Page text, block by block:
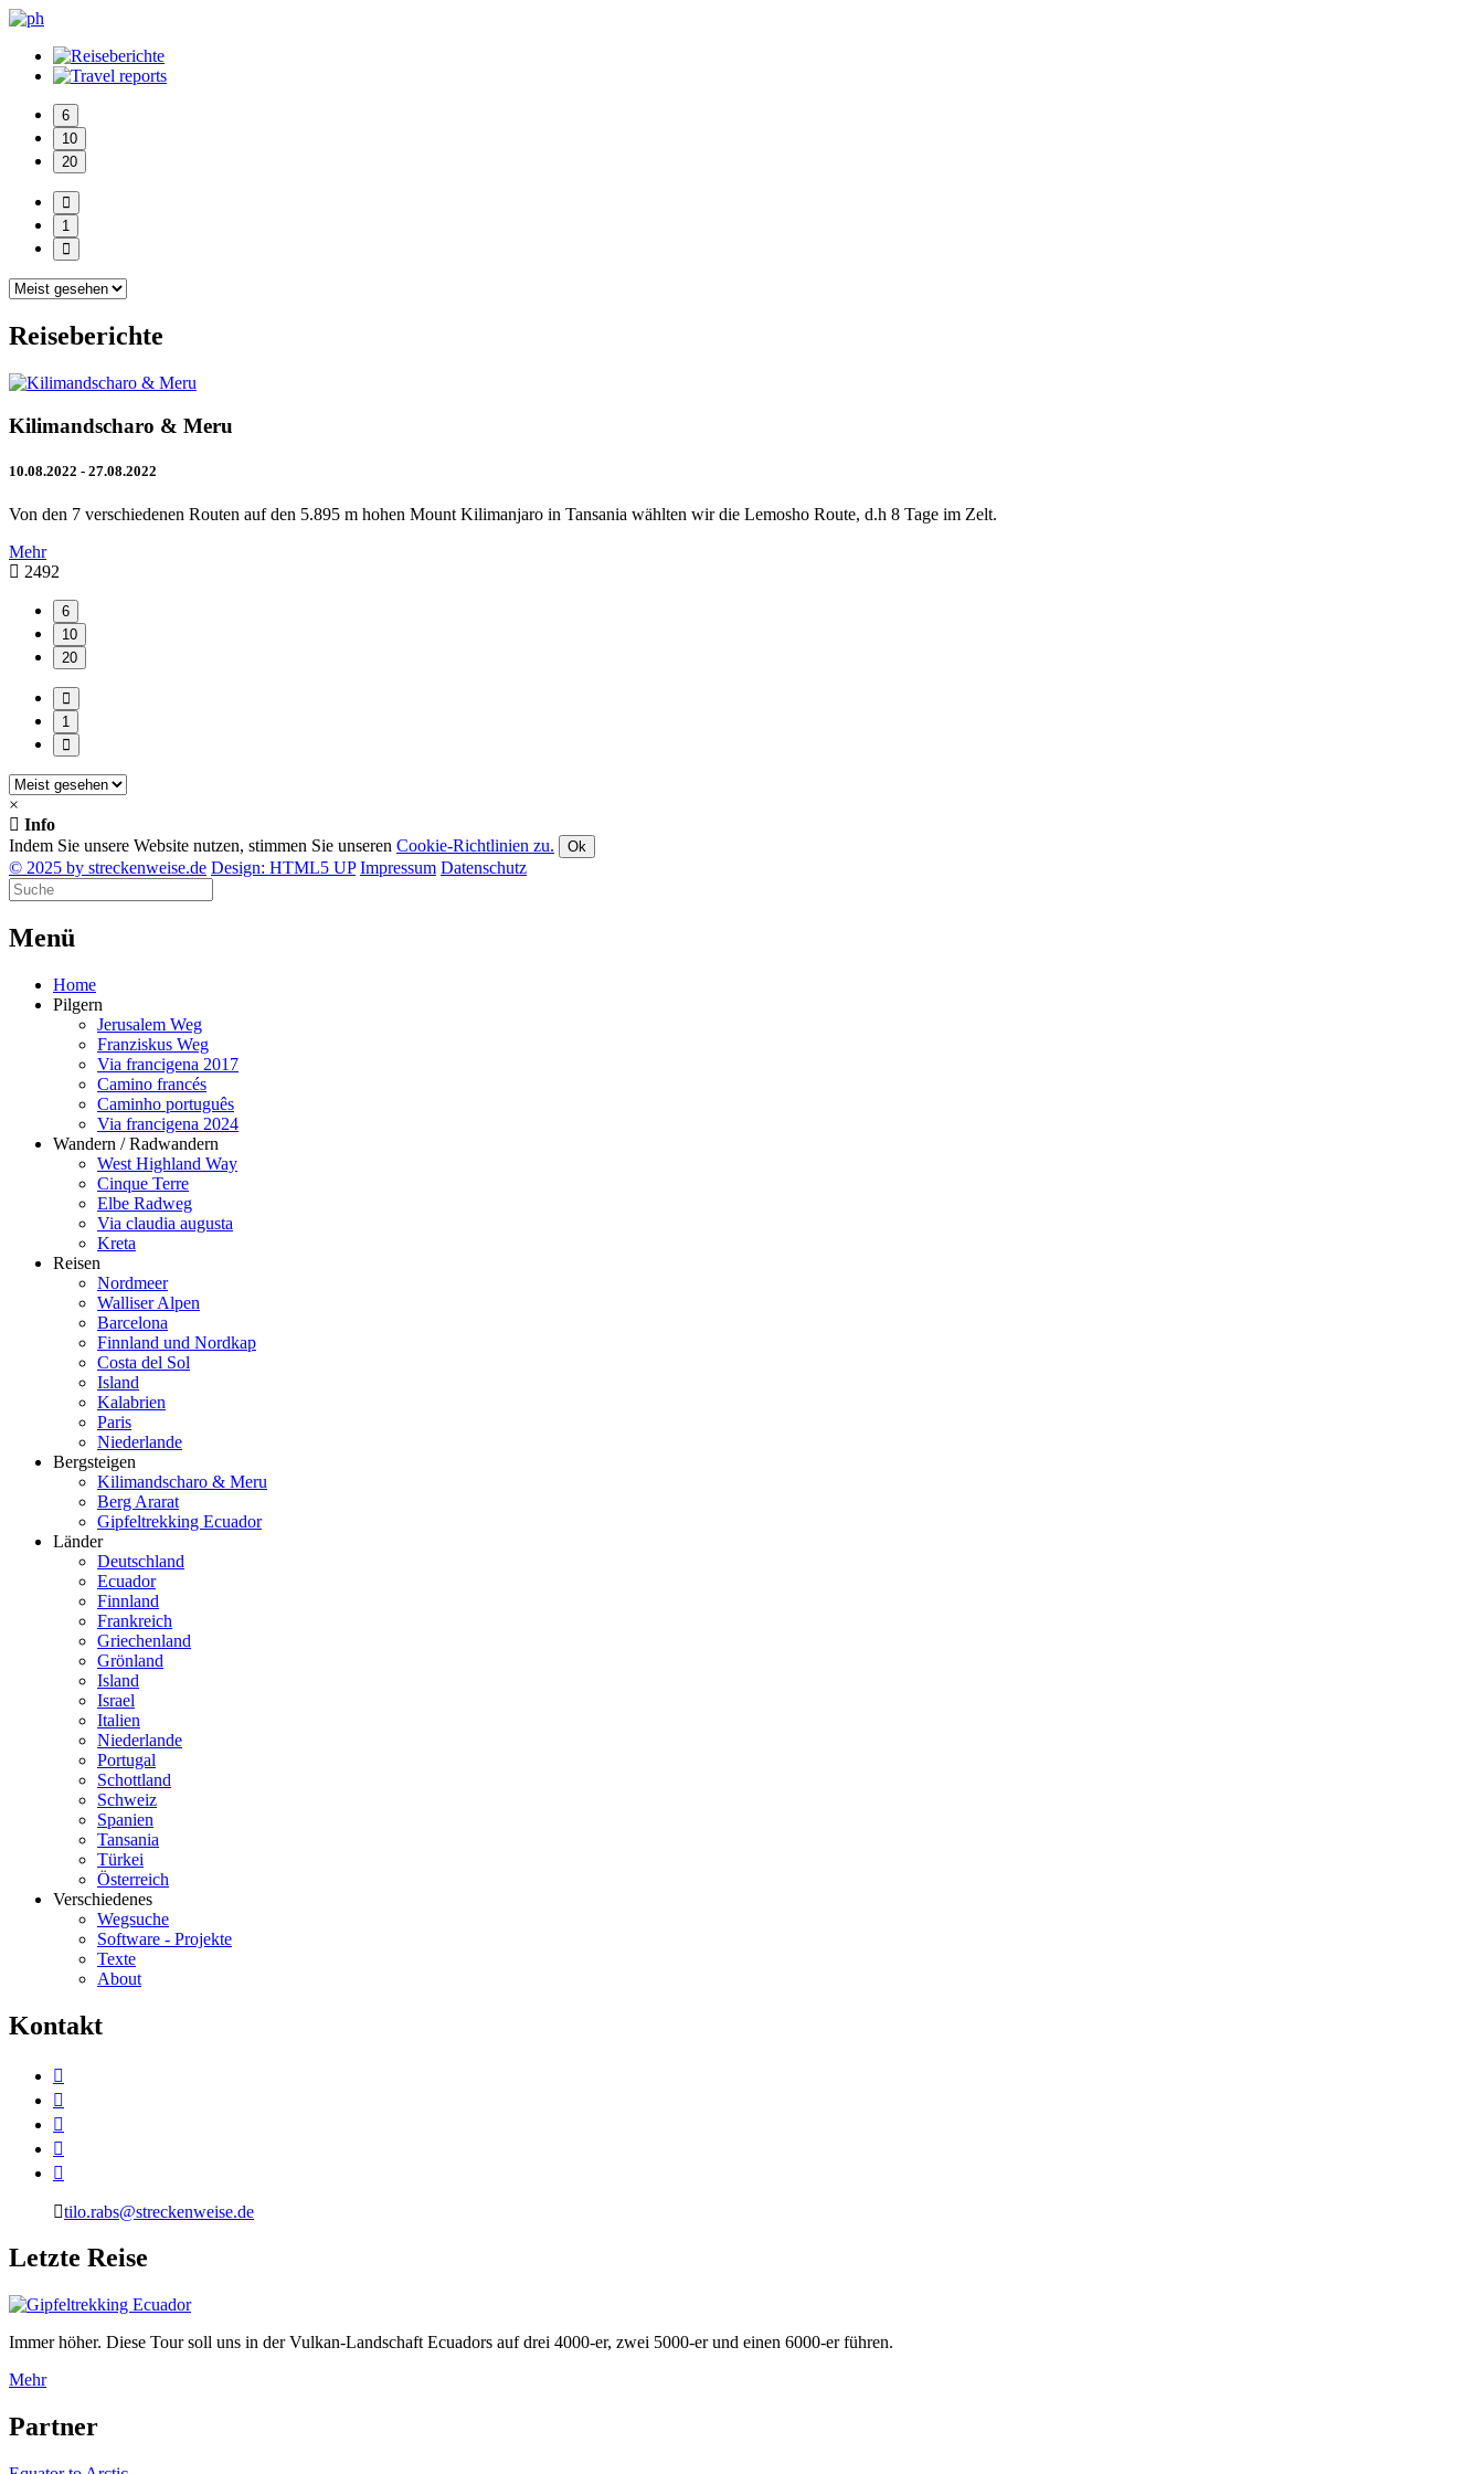
6
10
20
1
Reiseberichte
Kilimandscharo & Meru
10.08.2022 - 27.08.2022
Von den 7 verschiedenen Routen auf den 5.895 m hohen Mount Kilimanjaro in Tansania wählten wir die Lemosho Route, d.h 8 Tage im Zelt.
Mehr
2492
6
10
20
1
×
Info
Indem Sie unsere Website nutzen, stimmen Sie unseren Cookie-Richtlinien zu. Ok
© 2025 by streckenweise.de Design: HTML5 UP Impressum Datenschutz
Menü
Home
Pilgern
Jerusalem Weg
Franziskus Weg
Via francigena 2017
Camino francés
Caminho português
Via francigena 2024
Wandern / Radwandern
West Highland Way
Cinque Terre
Elbe Radweg
Via claudia augusta
Kreta
Reisen
Nordmeer
Walliser Alpen
Barcelona
Finnland und Nordkap
Costa del Sol
Island
Kalabrien
Paris
Niederlande
Bergsteigen
Kilimandscharo & Meru
Berg Ararat
Gipfeltrekking Ecuador
Länder
Deutschland
Ecuador
Finnland
Frankreich
Griechenland
Grönland
Island
Israel
Italien
Niederlande
Portugal
Schottland
Schweiz
Spanien
Tansania
Türkei
Österreich
Verschiedenes
Wegsuche
Software - Projekte
Texte
About
Kontakt
tilo.rabs@streckenweise.de
Letzte Reise
Immer höher. Diese Tour soll uns in der Vulkan-Landschaft Ecuadors auf drei 4000-er, zwei 5000-er und einen 6000-er führen.
Mehr
Partner